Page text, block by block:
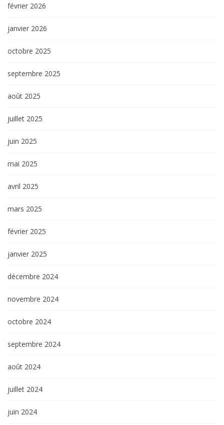
février 2026
janvier 2026
octobre 2025
septembre 2025
août 2025
juillet 2025
juin 2025
mai 2025
avril 2025
mars 2025
février 2025
janvier 2025
décembre 2024
novembre 2024
octobre 2024
septembre 2024
août 2024
juillet 2024
juin 2024